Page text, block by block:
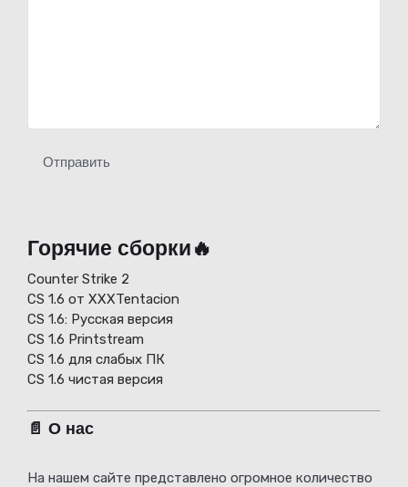
Отправить
Горячие сборки🔥
Counter Strike 2
CS 1.6 от XXXTentacion
СS 1.6: Русская версия
CS 1.6 Printstream
CS 1.6 для слабых ПК
CS 1.6 чистая версия
📄 О нас
На нашем сайте представлено огромное количество